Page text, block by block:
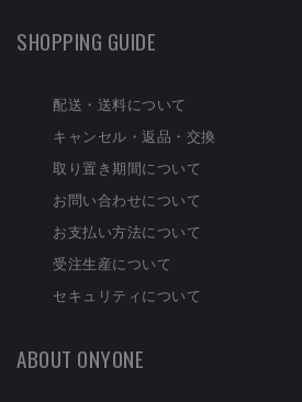
SHOPPING GUIDE
配送・送料について
キャンセル・返品・交換
取り置き期間について
お問い合わせについて
お支払い方法について
受注生産について
セキュリティについて
ABOUT ONYONE